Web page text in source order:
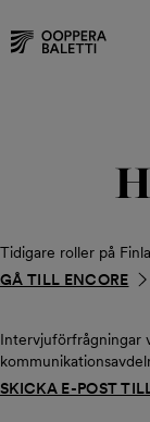
Tidigare roller på
GÅ TILL ENCORE
Intervjuförfrågningar
SKICKA E-POST